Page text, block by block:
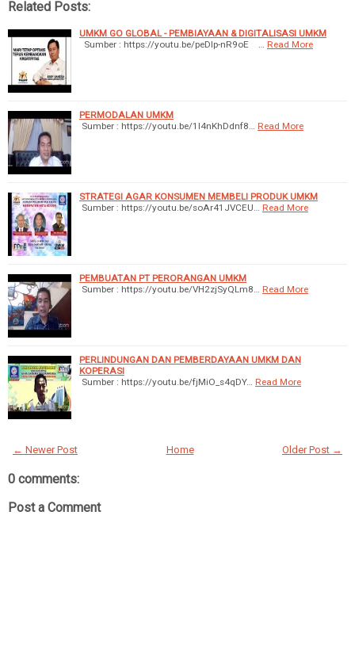
Related Posts:
UMKM GO GLOBAL - PEMBIAYAAN & DIGITALISASI UMKM
Sumber : https://youtu.be/peDIp-nR9oE … Read More
PERMODALAN UMKM
Sumber : https://youtu.be/1l4nKhDdnf8… Read More
STRATEGI AGAR KONSUMEN MEMBELI PRODUK UMKM
Sumber : https://youtu.be/soAr41JVCEU… Read More
PEMBUATAN PT PERORANGAN UMKM
Sumber : https://youtu.be/VH2zjSyQLm8… Read More
PERLINDUNGAN DAN PEMBERDAYAAN UMKM DAN
KOPERASI
Sumber : https://youtu.be/fjMiO_s4qDY… Read More
← Newer Post Older Post →
Home
0 comments:
Post a Comment